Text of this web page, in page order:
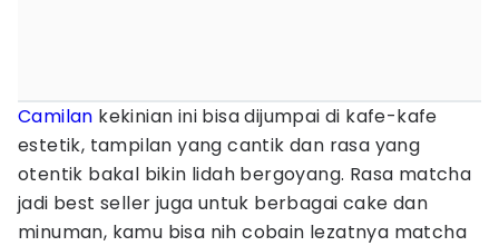
Camilan kekinian ini bisa dijumpai di kafe-kafe
estetik, tampilan yang cantik dan rasa yang
otentik bakal bikin lidah bergoyang. Rasa matcha
jadi best seller juga untuk berbagai cake dan
minuman, kamu bisa nih cobain lezatnya matcha